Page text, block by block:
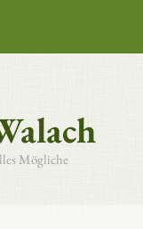
Mögliche